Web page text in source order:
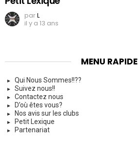
parL
il y a 13 ans
MENU RAPIDE
Qui Nous Sommes!!??
Suivez nous!!
Contactez nous
D’où êtes vous?
Nos avis sur les clubs
Petit Lexique
Partenariat